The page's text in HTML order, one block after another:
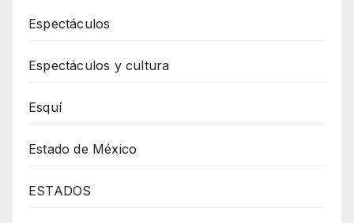
Espectáculos
Espectáculos y cultura
Esquí
Estado de México
ESTADOS